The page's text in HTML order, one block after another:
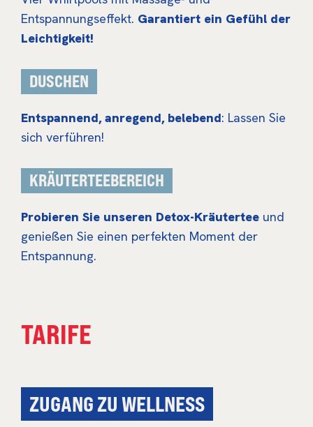
Entspannungseffekt. Garantiert ein Gefühl der
Leichtigkeit!
DUSCHEN
Entspannend, anregend, belebend: Lassen Sie
sich verführen!
KRÄUTERTEEBEREICH
Probieren Sie unseren Detox-Kräutertee und
genießen Sie einen perfekten Moment der
Entspannung.
TARIFE
ZUGANG ZU WELLNESS